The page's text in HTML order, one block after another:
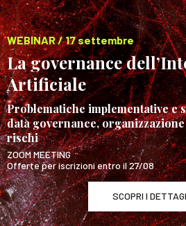
WEBINAR / 17 settembre
La governance
Artificiale
Problematiche implementative e
data governance,
rischi
ZOOM MEETING
Offerte per iscrizioni entro il 27/08
SCOPRI I